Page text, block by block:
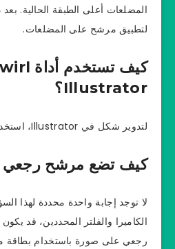
المضلعات أعلى الطبقة الحالية.
لتطبيق مرشح على المضلعات.
Illustrator؟
لتدوير شكل في Illustrator، استخدم أداة Twirl.
كيف تضع مرشح
لا توجد إجابة واحدة محددة لهذا
الكاميرا والفلتر المحددين، قد
رجعي على صورة باستخدام بطاقة